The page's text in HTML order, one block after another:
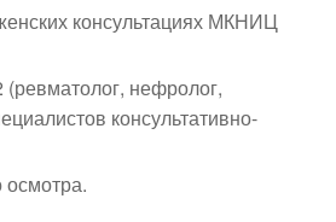
консультациях МКНИЦ
нефролог,
консультативно-